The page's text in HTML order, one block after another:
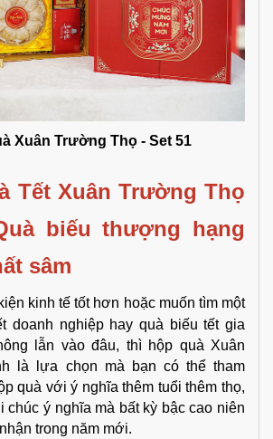
Xuân Trường Thọ - Set 51
Tết Xuân Trường Thọ
biếu thượng hạng
sâm
kinh tế tốt hơn hoặc muốn tìm một
doanh nghiệp hay quà biếu tết gia
lẫn vào đâu, thì hộp quà Xuân
là lựa chọn mà bạn có thể tham
quà với ý nghĩa thêm tuổi thêm thọ,
chúc ý nghĩa mà bất kỳ bậc cao niên
trong năm mới.